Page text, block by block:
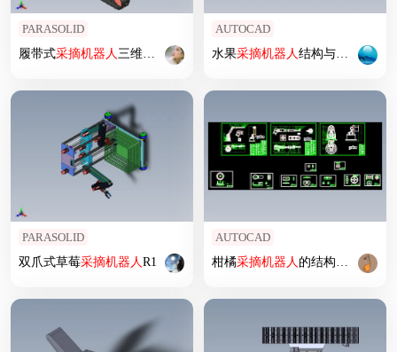
PARASOLID
履带式采摘机器人三维模型
AUTOCAD
水果采摘机器人结构与控制系统设计
PARASOLID
双爪式草莓采摘机器人R1
AUTOCAD
柑橘采摘机器人 的结构设计461995